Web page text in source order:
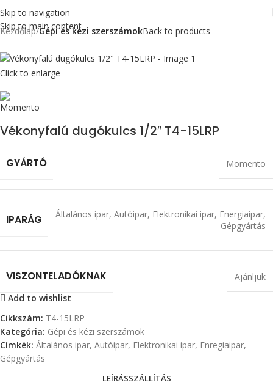
Skip to navigation
Skip to main content
Kezdőlap Gépi és kézi szerszámokBack to products
Click to enlarge
Vékonyfalú dugókulcs 1/2″ T4-15LRP
GYÁRTÓ Momento
IPARÁG Általános ipar, Autóipar, Elektronikai ipar, Energiaipar,
Gépgyártás
VISZONTELADÓKNAK
Ajánljuk
Add to wishlist
Cikkszám: T4-15LRP
Kategória: Gépi és kézi szerszámok
Címkék: Általános ipar, Autóipar, Elektronikai ipar, Enregiaipar,
Gépgyártás
LEÍRÁSSZÁLLÍTÁS